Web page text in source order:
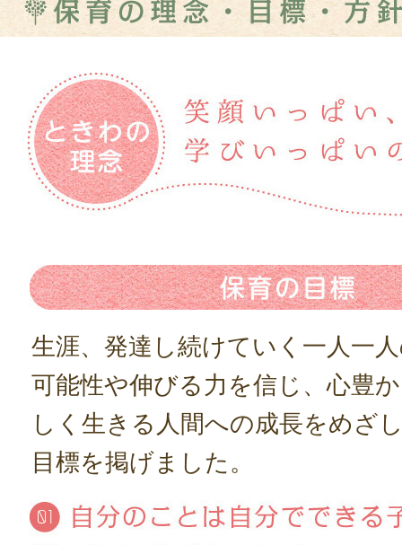
生涯、発達し続けていく一人一
可能性や伸びる力を信じ、心豊
しく生きる人間への成長をめざ
目標を掲げました。